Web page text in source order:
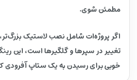
مطمئن شوی.
اگر پروژه‌ات شامل نصب لاستیک
تغییر در سپرها و گلگیرها است، این
خوبی برای رسیدن به یک ستاپ آفرودی